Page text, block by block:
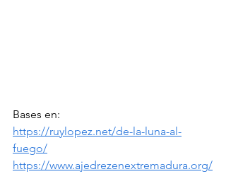
Bases en:
https://ruylopez.net/de-la-luna-al-
fuego/
https://www.ajedrezenextremadura.org/